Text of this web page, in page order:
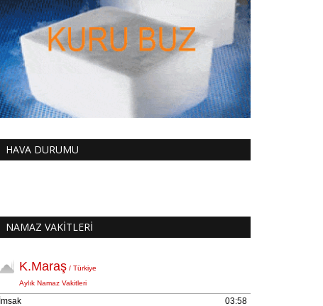
HAVA DURUMU
NAMAZ VAKİTLERİ